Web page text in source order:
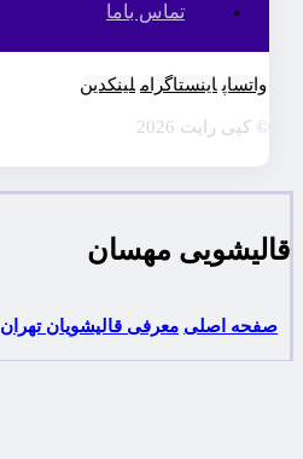
تماس باما
واتساپ اینستاگرام لینکدین
© کپی رایت 2026
قالیشویی مهسان
صفحه اصلی معرفی قالیشویان تهران